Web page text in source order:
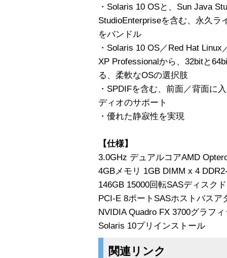
・Solaris 10 OSと、Sun Java
StudioEnterpriseを含む、永久ラ
をバンドル
・Solaris 10 OS／Red Hat
XP Professionalから、32bitと
る、柔軟なOSの選択肢
・SPDIFを含む、前面／背面に
ディオのサポート
・優れた静寂性を実現
【仕様】
3.0GHz デュアルコアAMD
4GBメモリ 1GB DIMM x 4
146GB 15000回転SASディスク
PCI-E 8ポートSASホストバスア
NVIDIA Quadro FX 3700グラフ
Solaris 10プリインストール
関連リンク